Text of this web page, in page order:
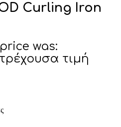
Curling Iron
was:
τιμή